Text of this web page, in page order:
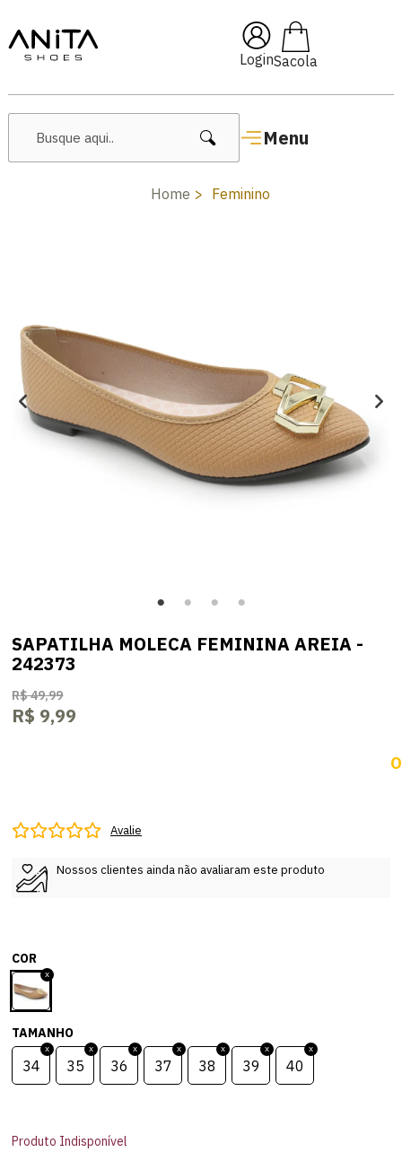
Login
Menu
Pai10
Home Feminino
SAPATILHA MOLECA FEMININA AREIA -
242373
R$ 49,99
R$ 9,99
Avalie
Nossos clientes ainda não avaliaram este produto
COR
TAMANHO
34 35 36 37 38 39 40
Produto Indisponível